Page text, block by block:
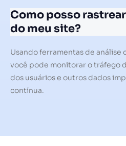
Como posso
do meu site?
Usando ferramentas de análise
você pode monitorar o tráfego
dos usuários e outros dados
contínua.